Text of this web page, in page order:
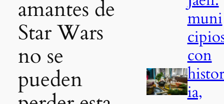
amantes de
Star Wars
no se
pueden
muni
con
histor
ia,